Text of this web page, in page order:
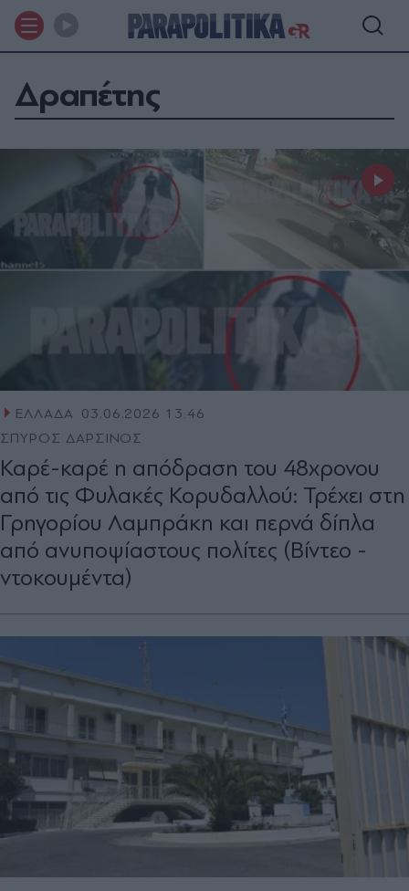
Δραπέτης
ΕΛΛΑΔΑ 03.06.2026 13:46
ΣΠΥΡΟΣ ΔΑΡΣΙΝΟΣ
Καρέ-καρέ η απόδραση του 48χρονου
από τις Φυλακές Κορυδαλλού: Τρέχει στη
Γρηγορίου Λαμπράκη και περνά δίπλα
από ανυποψίαστους πολίτες (Βίντεο -
ντοκουμέντα)